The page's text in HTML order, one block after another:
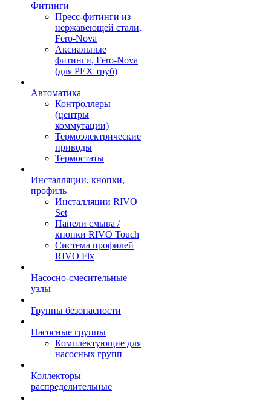
Фитинги
Пресс-фитинги из
нержавеющей стали,
Fero-Nova
Аксиальные
фитинги, Fero-Nova
(для PEX труб)
Автоматика
Контроллеры
(центры
коммутации)
Термоэлектрические
приводы
Термостаты
Инсталляции, кнопки,
профиль
Инсталляции RIVO
Set
Панели смыва /
кнопки RIVO Touch
Система профилей
RIVO Fix
Насосно-смесительные
узлы
Группы безопасности
Насосные группы
Комплектующие для
насосных групп
Коллекторы
распределительные